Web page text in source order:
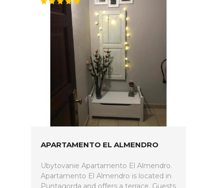
APARTAMENTO EL ALMENDRO
Ubytovanie Apartamento El Almendro.
Apartamento El Almendro is located in
Puntagorda and offers a terrace. Guests